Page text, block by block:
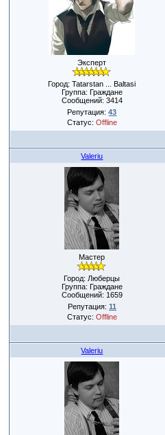
Эксперт
Город: Tatarstan ... Baltasi
Группа: Граждане
Сообщений: 3414
Репутация:43
Статус: Offline
Valeriu
Мастер
Город: Люберцы
Группа: Граждане
Сообщений: 1659
Репутация: 11
Статус: Offline
Valeriu